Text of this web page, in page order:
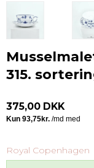
315.
375,00 DKK
Royal Copenhagen